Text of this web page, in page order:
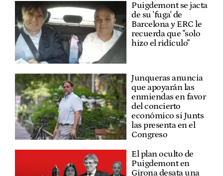
Puigdemont se jacta
de su 'fuga' de
Barcelona y ERC le
recuerda que "solo
hizo el ridículo"
Junqueras anuncia
que apoyarán las
enmiendas en favor
del concierto
económico si Junts
las presenta en el
Congreso
El plan oculto de
Puigdemont en
Girona desata una